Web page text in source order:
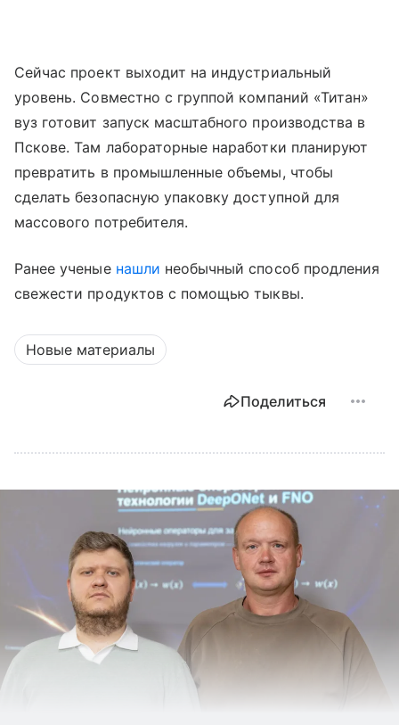
Сейчас проект выходит на индустриальный
уровень. Совместно с группой компаний «Титан»
вуз готовит запуск масштабного производства в
Пскове. Там лабораторные наработки планируют
превратить в промышленные объемы, чтобы
сделать безопасную упаковку доступной для
массового потребителя.
Ранее ученые нашли необычный способ продления
свежести продуктов с помощью тыквы.
Новые материалы
Поделиться